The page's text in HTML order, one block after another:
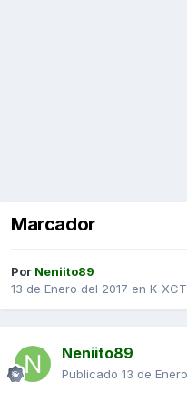
Marcador
Por Neniito89
13 de Enero del 2017 en K-
Neniito89
Publicado 13 de